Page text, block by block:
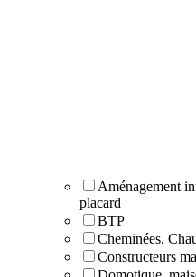
Aménagement
placard
BTP
Cheminées,
Constructeurs